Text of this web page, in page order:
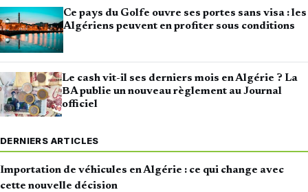
Ce pays du Golfe ouvre ses portes sans visa : les
Algériens peuvent en profiter sous conditions
Le cash vit-il ses derniers mois en Algérie ? La
BA publie un nouveau règlement au Journal
officiel
DERNIERS ARTICLES
Importation de véhicules en Algérie : ce qui change avec
cette nouvelle décision